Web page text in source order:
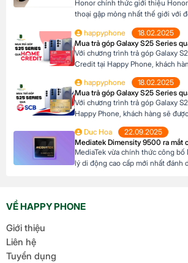
Honor chính thức giới thiệu
thoại gập mỏng nhất thế giới với
lượng 217g, pin dung lượng lớn
AI tiên tiến, Honor Magic V5 định
flagship […]
happyphone
18.02.2025
Mua trả góp Galaxy S25 Series
Với chương trình trả góp Galaxy
Credit tại Happy Phone, khách
linh hoạt lựa chọn kỳ hạn trả góp
hợp với khả năng tài chính của
happyphone
18.02.2025
Mua trả góp Galaxy S25 Series
Với chương trình trả góp Galaxy
Happy Phone, khách hàng sẽ
lựa chọn kỳ hạn trả góp từ 3 đến
khả năng tài chính của mình. Mục
Duc Hoa
22.09.2025
Mediatek Dimensity 9500 ra mắt
MediaTek vừa chính thức công
lý di động cao cấp mới nhất đánh
VỀ HAPPY PHONE
Giới thiệu
Liên hệ
Tuyển dụng